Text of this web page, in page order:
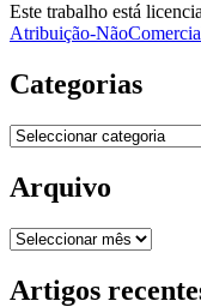
Este trabalho está
Atribuição-
Categorias
Categorias
Arquivo
Arquivo
Artigos